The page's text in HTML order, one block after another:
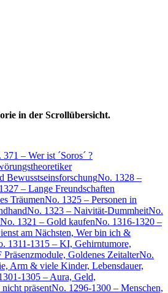
in der Scrollübersicht.
BewusstseinsforschungNo. 1328 –
– Lange Freundschaften
TräumenNo. 1325 – Personen in
No. 1323 – Naivität-DummheitNo.
No. 1321 – Gold kaufenNo. 1316-1320 –
am Nächsten, Wer bin ich &
1311-1315 – KI, Gehirntumore,
Goldenes ZeitalterNo.
Arm & viele Kinder, Lebensdauer,
1305 – Aura, Geld,
präsentNo. 1296-1300 – Menschen,